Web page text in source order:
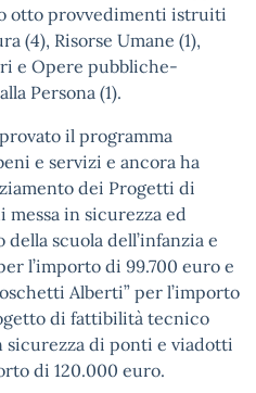
otto provvedimenti istruiti
(4), Risorse Umane (1),
e Opere pubbliche-
Persona (1).
il programma
e servizi e ancora ha
dei Progetti di
in sicurezza ed
scuola dell’infanzia e
l’importo di 99.700 euro e
Alberti” per l’importo
di fattibilità tecnico
sicurezza di ponti e viadotti
di 120.000 euro.